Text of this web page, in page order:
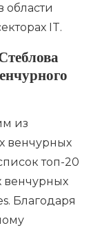
области
IT.
из
венчурных
топ-20
венчурных
Благодаря